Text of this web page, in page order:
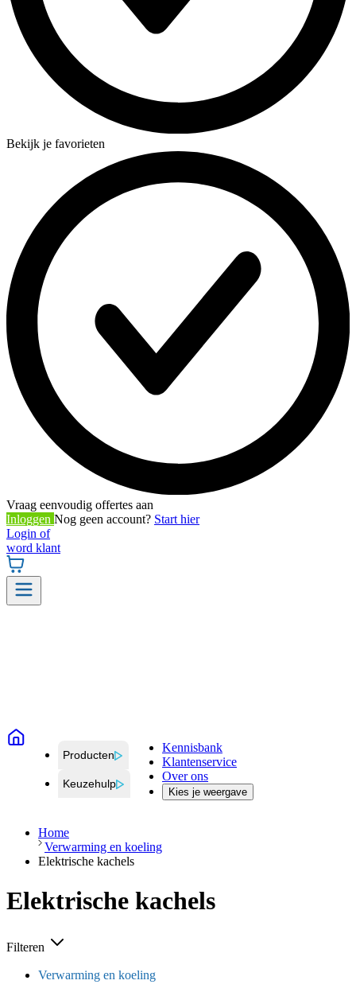
Bekijk je favorieten
Vraag eenvoudig offertes aan
Inloggen Nog geen account? Start hier
Login of
word klant
Producten
Keuzehulp
Kennisbank
Klantenservice
Over ons
Kies je weergave
Home
Verwarming en koeling
Elektrische kachels
Elektrische kachels
Filteren
Verwarming en koeling